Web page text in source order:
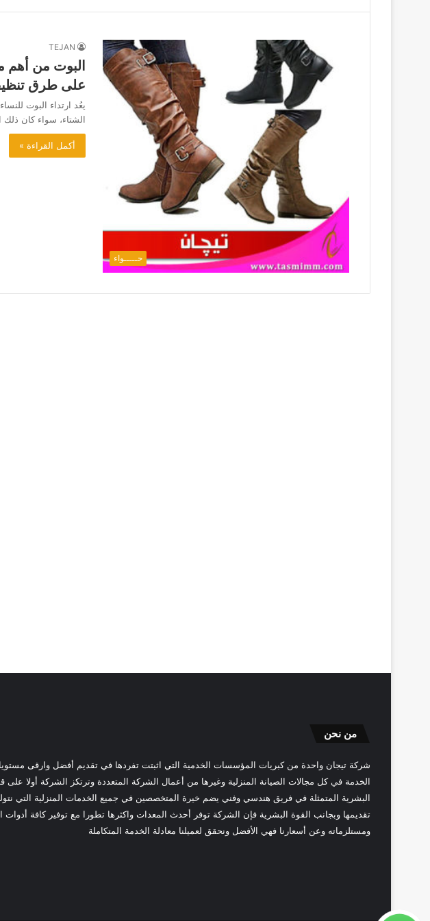
حـــــواء
TEJAN
البوت من أهم
على طرق
يعُد ارتداء البوت
الشتاء، سواء كان
أكمل القراءة »
من نحن
شركة تيجان واحدة من كبريات المؤسسات الخدمية التي اثبتت تفردها في تقديم أفضل وارقى
الخدمة في كل مجالات الصيانة المنزلية وغيرها من أعمال الشركة المتعددة وترتكز الشركة أولا على
البشرية المتمثلة في فريق هندسي وفني يضم خيرة المتخصصين في جميع الخدمات المنزلية التي
تقديمها وبجانب القوة البشرية فإن الشركة توفر أحدث المعدات واكثرها تطورا مع توفير كافة أدوات
ومستلزماته وعن أسعارنا فهي الأفضل ونحقق لعميلنا معادلة الخدمة المتكاملة